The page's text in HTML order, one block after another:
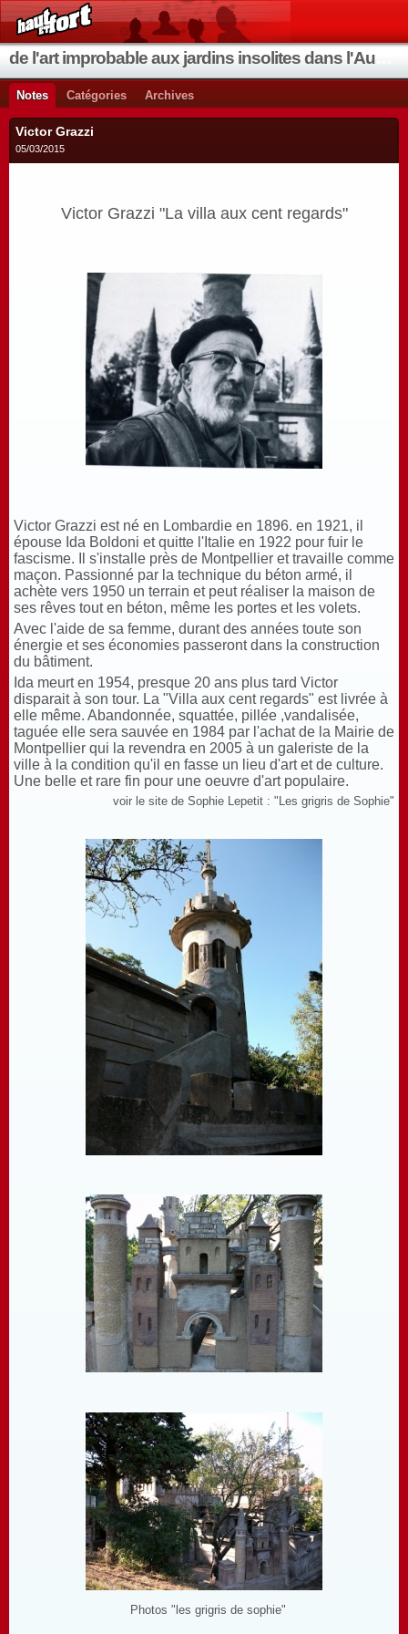
Notes Catégories Archives
Victor Grazzi
05/03/2015
Victor Grazzi "La villa aux cent regards"
Victor Grazzi est né en Lombardie en 1896. en 1921, il
épouse Ida Boldoni et quitte l'Italie en 1922 pour fuir le
fascisme. Il s'installe près de Montpellier et travaille comme
maçon. Passionné par la technique du béton armé, il
achète vers 1950 un terrain et peut réaliser la maison de
ses rêves tout en béton, même les portes et les volets.
Avec l'aide de sa femme, durant des années toute son
énergie et ses économies passeront dans la construction
du bâtiment.
Ida meurt en 1954, presque 20 ans plus tard Victor
disparait à son tour. La "Villa aux cent regards" est livrée à
elle même. Abandonnée, squattée, pillée ,vandalisée,
taguée elle sera sauvée en 1984 par l'achat de la Mairie de
Montpellier qui la revendra en 2005 à un galeriste de la
ville à la condition qu'il en fasse un lieu d'art et de culture.
Une belle et rare fin pour une oeuvre d'art populaire.
voir le site de Sophie Lepetit : "Les grigris de Sophie"
Photos "les grigris de sophie"